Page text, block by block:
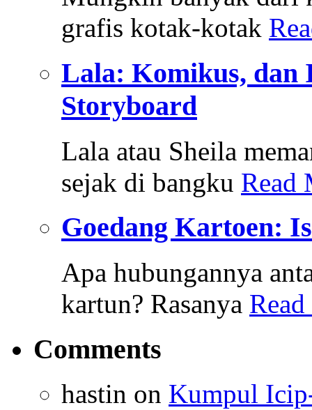
grafis kotak-kotak
Lala: Komikus, dan
Storyboard
Lala atau Sheila
sejak di bangku Read
Goedang Kartoen:
Apa hubungannya
kartun? Rasanya
Comments
hastin on Kumpul